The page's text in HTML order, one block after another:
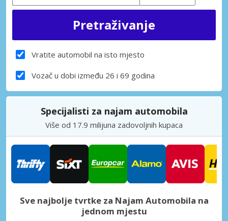
Lisabon, Alameda
Lisabon, Alameda, Portugal
Lisabon, Algés
Lisabon, Algés, Portugal
Lisabon, Avenida Liberdade
Lisabon, Benfica
Lisabon, Benfica, Portugal
Lisabon, Campo Grande
Lisabon, Campo Grande, Portugal
Lisabon, Edward VII Park
Lisabon, Edward VII Park, Portugal
Lisabon, Oerias
Lisabon, Oerias, Portugal
Vratite automobil na isto mjesto
Vozač u dobi između 26 i 69 godina
Specijalisti za najam automobila
Više od 17.9 milijuna zadovoljnih kupaca
Sve najbolje tvrtke za Najam Automobila na
jednom mjestu